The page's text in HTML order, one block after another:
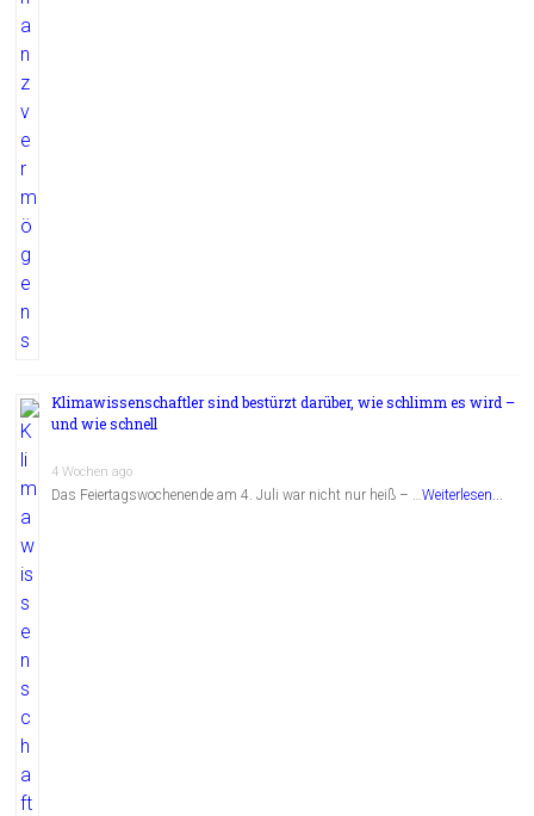
Klimawissenschaftler sind bestürzt darüber, wie schlimm es wird –
und wie schnell
4 Wochen ago
Das Feiertagswochenende am 4. Juli war nicht nur heiß – …Weiterlesen...